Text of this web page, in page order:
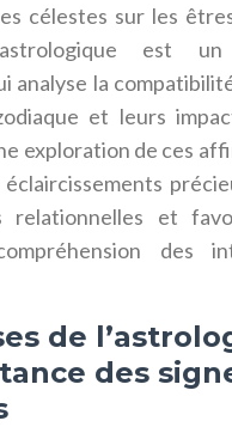
célestes sur les
est
analyse la
et leurs
exploration de ces
relationnelles et
des
de
des